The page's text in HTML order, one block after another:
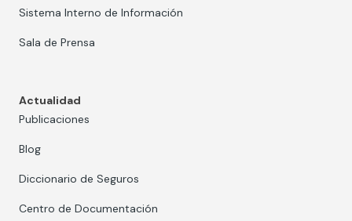
Sistema Interno de Información
Sala de Prensa
Actualidad
Publicaciones
Blog
Diccionario de Seguros
Centro de Documentación